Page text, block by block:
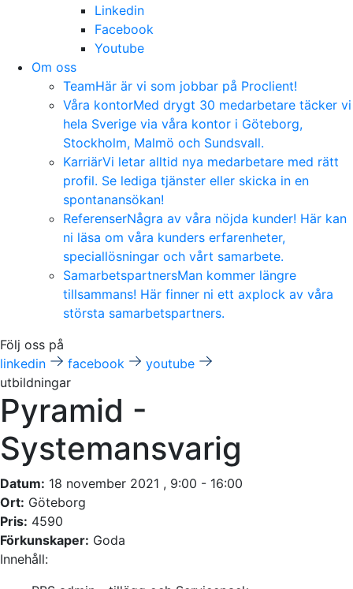
Linkedin
Facebook
Youtube
Om oss
TeamHär är vi som jobbar på Proclient!
Våra kontorMed drygt 30 medarbetare täcker vi
hela Sverige via våra kontor i Göteborg,
Stockholm, Malmö och Sundsvall.
KarriärVi letar alltid nya medarbetare med rätt
profil. Se lediga tjänster eller skicka in en
spontanansökan!
ReferenserNågra av våra nöjda kunder! Här kan
ni läsa om våra kunders erfarenheter,
speciallösningar och vårt samarbete.
SamarbetspartnersMan kommer längre
tillsammans! Här finner ni ett axplock av våra
största samarbetspartners.
Följ oss på
linkedin
facebook
youtube
utbildningar
Pyramid -
Systemansvarig
Datum: 18 november 2021 , 9:00 - 16:00
Ort: Göteborg
Pris: 4590
Förkunskaper: Goda
Innehåll: